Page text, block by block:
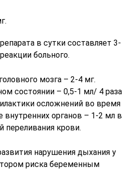
в сутки составляет 3-
больного.
мозга – 2-4 мг.
состоянии – 0,5-1 мл/ 4 раза
осложнений во время
внутренних органов – 1-2 мл в
переливания крови.
нарушения дыхания у
риска беременным